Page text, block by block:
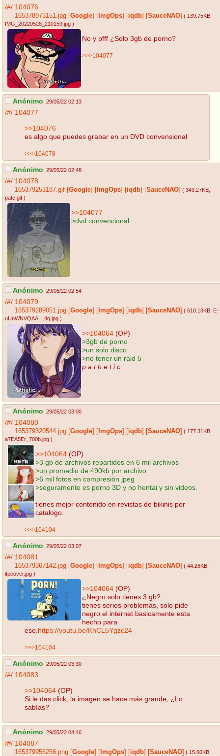
/#/ 104076
165378973151.jpg [Google] [ ImgOps] [iqdb] [SauceNAO] ( 139.75KB
IMG_20220528_210159.jpg )
No y pfff ¿Solo 3gb de porno?
>>>104077
Anónimo 29/05/22 02:13
/#/ 104077
>>104076
es algo que puedes grabar en un DVD convensional
>>>104078
Anónimo 29/05/22 02:48
/#/ 104078
165379253187.gif [Google] [ ImgOps] [iqdb] [SauceNAO] ( 343.27KB
pate.gif )
>>104077
>dvd convencional
Anónimo 29/05/22 02:54
/#/ 104079
165379289051.jpg [Google] [ ImgOps] [iqdb] [SauceNAO] ( 610.18KB , E-
uUnWNVQAA_L4q.jpg )
>>104064 (OP)
>3gb de porno
>un solo disco
>no tener un raid 5
p a t h e t i c
Anónimo 29/05/22 03:00
/#/ 104080
165379320544.jpg [Google] [ ImgOps] [iqdb] [SauceNAO] ( 177.31KB
a7EA5Er_700b.jpg )
>>104064 (OP)
>3 gb de archivos repartidos en 6 mil archivos
>un promedio de 490kb por archivo
>6 mil fotos en compresión jpeg
>seguramente es porno 3D y no hentai y sin videos.
tienes mejor contenido en revistas de bikinis por
catalogo.
>>>104104
Anónimo 29/05/22 03:07
/#/ 104081
165379367142.jpg [Google] [ ImgOps] [iqdb] [SauceNAO] ( 44.26KB
ifpcover.jpg )
>>104064 (OP)
¿Negro solo tienes 3 gb?
tienes serios problemas, solo pide
negro el internet basicamente esta
hecho para
eso. https://youtu.be/KhCL5Ygzc24
>>>104104
Anónimo 29/05/22 03:30
/#/ 104083
>>104064 (OP)
Si le das click, la imagen se hace más grande, ¿Lo
sabías?
Anónimo 29/05/22 04:46
/#/ 104087
165379956256.png [Google] [ ImgOps] [iqdb] [SauceNAO] ( 15.60KB